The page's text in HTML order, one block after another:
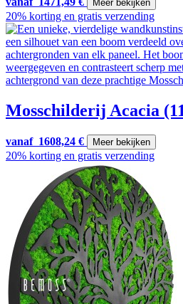
Meer bekijken
20% korting en gratis verzending
Mosschilderij Acacia
vanaf 1608,24 € Meer bekijken
20% korting en gratis verzending